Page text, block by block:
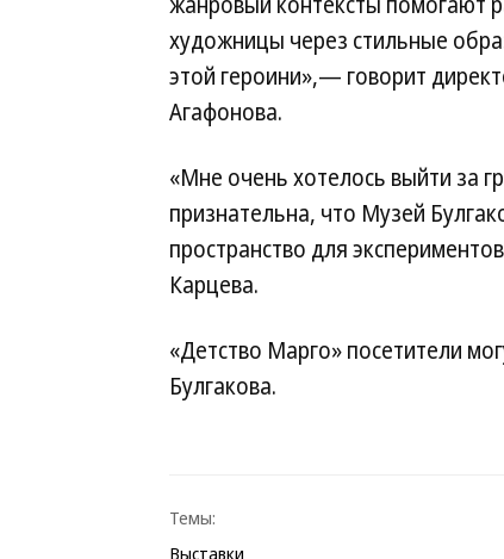
художницы через стильные
этой героини»,— говорит
Агафонова.
«Мне очень хотелось выйти за
признательна, что Музей
пространство для
Карцева.
«Детство Марго» посетители
Булгакова.
Темы:
Выставки